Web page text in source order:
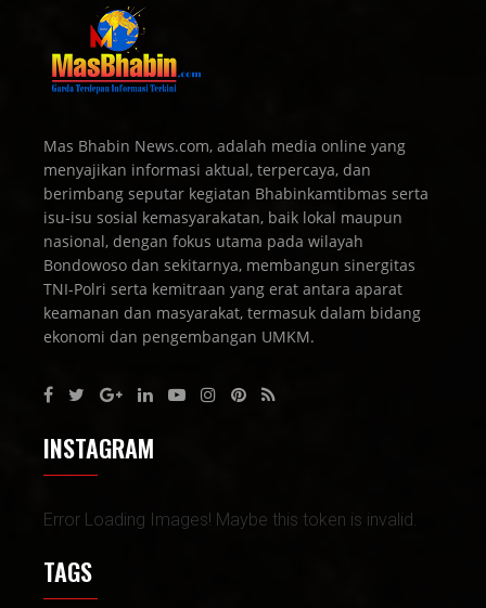
Mas Bhabin News.com, adalah media online yang
menyajikan informasi aktual, terpercaya, dan
berimbang seputar kegiatan Bhabinkamtibmas serta
isu-isu sosial kemasyarakatan, baik lokal maupun
nasional, dengan fokus utama pada wilayah
Bondowoso dan sekitarnya, membangun sinergitas
TNI-Polri serta kemitraan yang erat antara aparat
keamanan dan masyarakat, termasuk dalam bidang
ekonomi dan pengembangan UMKM.
INSTAGRAM
Error Loading Images! Maybe this token is invalid.
TAGS